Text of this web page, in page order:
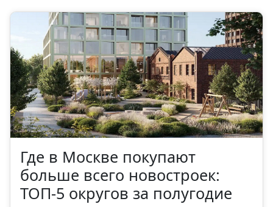
Где в Москве покупают
больше всего новостроек:
ТОП-5 округов за полугодие